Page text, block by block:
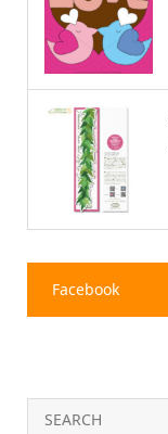
Facebook